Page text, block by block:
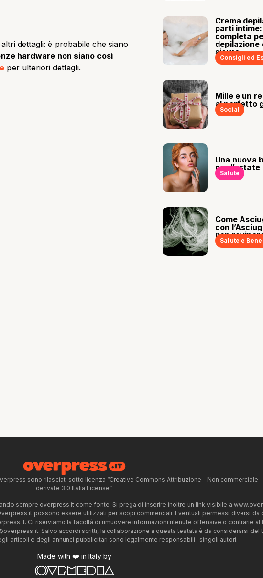
dettagli: è probabile che siano
hardware non siano così
per ulteriori dettagli.
Crema
parti
completa
depilazione
sicura
Consigli ed
Mille e un
al perfetto
Social
Una nuova
per
Salute
Come
con
non
Salute e
sono rilasciati sotto licenza “Creative Commons Attribuzione – Non commerciale
derivate 3.0 Italia License”.
sempre overpress.it come fonte. Si prega di inserire inoltre un link visibile a
possono essere utilizzati per scopi commerciali. Eventuali permessi diversi da
. Ci riserviamo la facoltà di rimuovere informazioni ritenute offensive o contrarie al
. Salvo accordi scritti, la collaborazione a questa testata è da considerarsi del
articoli e degli annunci pubblicitari sono legalmente responsabili i singoli autori.
Made with ❤️ in Italy by